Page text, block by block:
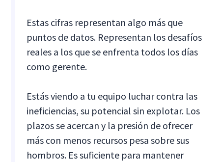
Estas cifras representan algo más que
puntos de datos. Representan los desafíos
reales a los que se enfrenta todos los días
como gerente.
Estás viendo a tu equipo luchar contra las
ineficiencias, su potencial sin explotar. Los
plazos se acercan y la presión de ofrecer
más con menos recursos pesa sobre sus
hombros. Es suficiente para mantener